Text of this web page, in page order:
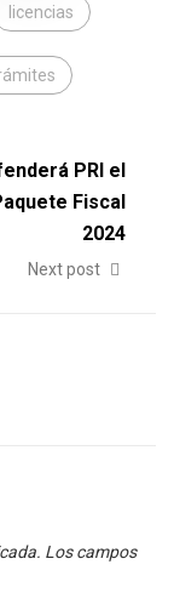
licencias
PRI el
Fiscal
2024
Next post
Los campos